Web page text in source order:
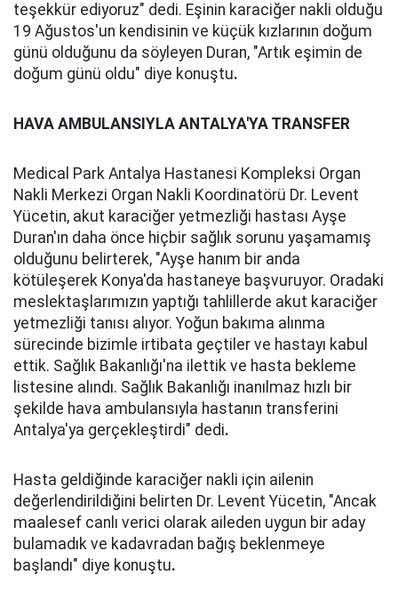
teşekkür ediyoruz" dedi. Eşinin karaciğer nakli olduğu
19 Ağustos'un kendisinin ve küçük kızlarının doğum
günü olduğunu da söyleyen Duran, "Artık eşimin de
doğum günü oldu" diye konuştu.
HAVA AMBULANSIYLA ANTALYA'YA TRANSFER
Medical Park Antalya Hastanesi Kompleksi Organ
Nakli Merkezi Organ Nakli Koordinatörü Dr. Levent
Yücetin, akut karaciğer yetmezliği hastası Ayşe
Duran'ın daha önce hiçbir sağlık sorunu yaşamamış
olduğunu belirterek, "Ayşe hanım bir anda
kötüleşerek Konya'da hastaneye başvuruyor. Oradaki
meslektaşlarımızın yaptığı tahlillerde akut karaciğer
yetmezliği tanısı alıyor. Yoğun bakıma alınma
sürecinde bizimle irtibata geçtiler ve hastayı kabul
ettik. Sağlık Bakanlığı'na ilettik ve hasta bekleme
listesine alındı. Sağlık Bakanlığı inanılmaz hızlı bir
şekilde hava ambulansıyla hastanın transferini
Antalya'ya gerçekleştirdi" dedi.
Hasta geldiğinde karaciğer nakli için ailenin
değerlendirildiğini belirten Dr. Levent Yücetin, "Ancak
maalesef canlı verici olarak aileden uygun bir aday
bulamadık ve kadavradan bağış beklenmeye
başlandı" diye konuştu.